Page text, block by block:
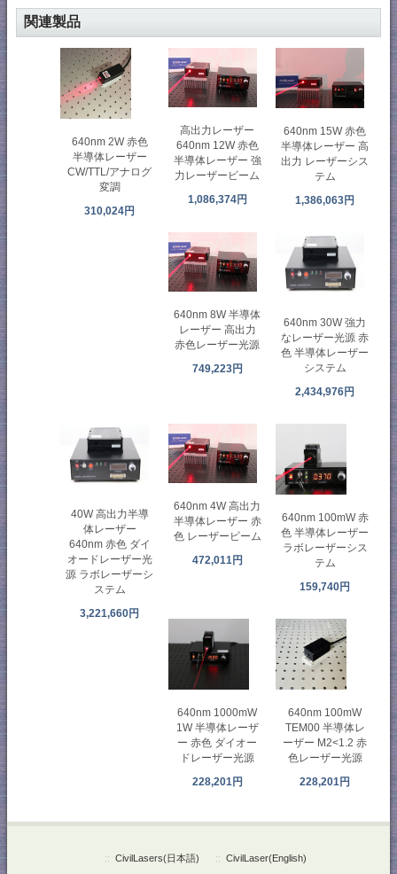
関連製品
640nm 2W 赤色
半導体レーザー
CW/TTL/アナログ
変調
310,024円
高出力レーザー
640nm 12W 赤色
半導体レーザー 強
力レーザービーム
1,086,374円
640nm 15W 赤色
半導体レーザー 高
出力 レーザーシス
テム
1,386,063円
640nm 8W 半導体
レーザー 高出力
赤色レーザー光源
749,223円
640nm 30W 強力
なレーザー光源 赤
色 半導体レーザー
システム
2,434,976円
40W 高出力半導
体レーザー
640nm 赤色 ダイ
オードレーザー光
源 ラボレーザーシ
ステム
3,221,660円
640nm 4W 高出力
半導体レーザー 赤
色 レーザービーム
472,011円
640nm 100mW 赤
色 半導体レーザー
ラボレーザーシス
テム
159,740円
640nm 1000mW
1W 半導体レーザ
ー 赤色 ダイオー
ドレーザー光源
228,201円
640nm 100mW
TEM00 半導体レ
ーザー M2<1.2 赤
色レーザー光源
228,201円
:: CivilLasers(日本語) :: CivilLaser(English)